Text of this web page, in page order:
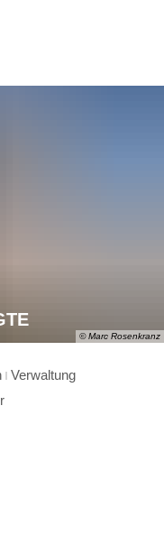
© Marc Rosenkranz
Verwaltung